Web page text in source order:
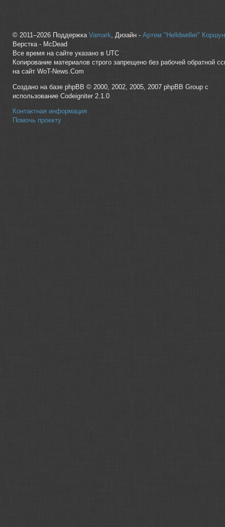
© 2011–2026 Поддержка Vamark, Дизайн - Артем "Helldweller"
Верстка - McDead
Все время на сайте указано в UTC
Копирование материалов строго запрещено без рабочей обратной
на сайт WoT-News.Com
Создано на базе phpBB © 2000, 2002, 2005, 2007 phpBB Group с
использование Codeigniter 2.1.0
Контактная информация
Помочь проекту